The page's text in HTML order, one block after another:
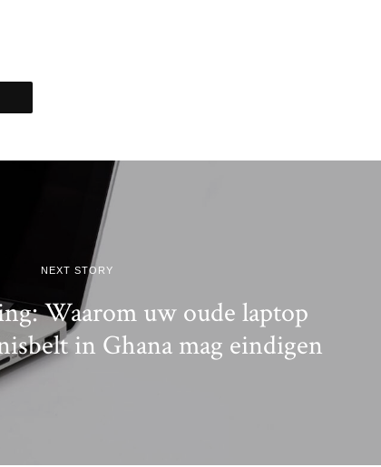
NEXT STORY
Waarom uw oude laptop
in Ghana mag eindigen